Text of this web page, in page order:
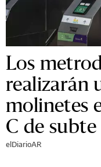
Los
realizarán
molinetes
C de
elDiarioAR